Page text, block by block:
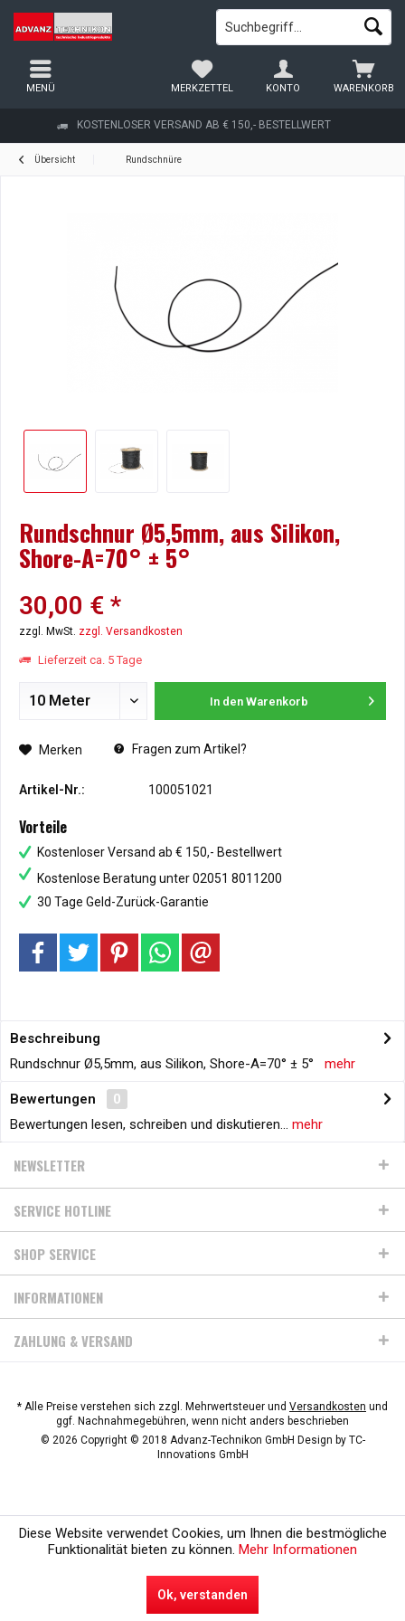
KOSTENLOSER VERSAND AB € 150,- BESTELLWERT
WARENKORB
MERKZETTEL KONTO
MENÜ
Übersicht Rundschnüre
Rundschnur Ø5,5mm, aus Silikon,
Shore-A=70° ± 5°
30,00 € *
zzgl. MwSt. zzgl. Versandkosten
Lieferzeit ca. 5 Tage
In den Warenkorb
Merken Fragen zum Artikel?
Artikel-Nr.: 100051021
Vorteile
Kostenloser Versand ab € 150,- Bestellwert
Kostenlose Beratung unter 02051 8011200
30 Tage Geld-Zurück-Garantie
Beschreibung
Rundschnur Ø5,5mm, aus Silikon, Shore-A=70° ± 5° mehr
Bewertungen
0
Bewertungen lesen, schreiben und diskutieren... mehr
NEWSLETTER
SERVICE HOTLINE
SHOP SERVICE
INFORMATIONEN
ZAHLUNG & VERSAND
* Alle Preise verstehen sich zzgl. Mehrwertsteuer und Versandkosten und
ggf. Nachnahmegebühren, wenn nicht anders beschrieben
© 2026 Copyright © 2018 Advanz-Technikon GmbH Design by TC-
Innovations GmbH
Diese Website verwendet Cookies, um Ihnen die bestmögliche
Funktionalität bieten zu können. Mehr Informationen
Ok, verstanden